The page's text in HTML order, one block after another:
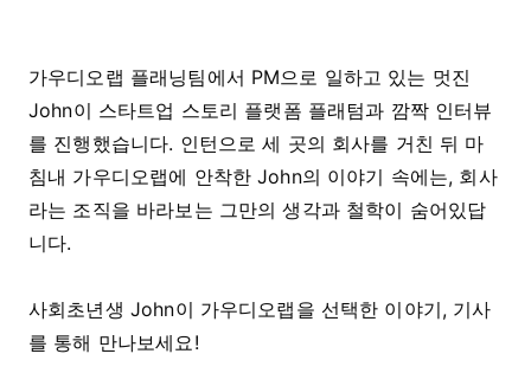
가우디오랩 플래닝팀에서 PM으로 일하고 있는 멋진
John이 스타트업 스토리 플랫폼 플래텀과 깜짝 인터뷰
를 진행했습니다. 인턴으로 세 곳의 회사를 거친 뒤 마
침내 가우디오랩에 안착한 John의 이야기 속에는, 회사
라는 조직을 바라보는 그만의 생각과 철학이 숨어있답
니다.
사회초년생 John이 가우디오랩을 선택한 이야기, 기사
를 통해 만나보세요!